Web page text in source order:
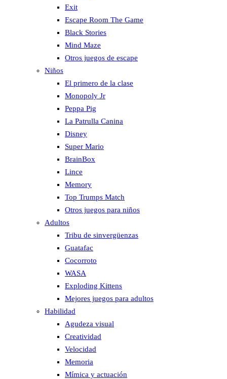
Exit
Escape Room The Game
Black Stories
Mind Maze
Otros juegos de escape
Niños
El primero de la clase
Monopoly Jr
Peppa Pig
La Patrulla Canina
Disney
Super Mario
BrainBox
Lince
Memory
Top Trumps Match
Otros juegos para niños
Adultos
Tribu de sinvergüenzas
Guatafac
Cocorroto
WASA
Exploding Kittens
Mejores juegos para adultos
Habilidad
Agudeza visual
Creatividad
Velocidad
Memoria
Mímica y actuación